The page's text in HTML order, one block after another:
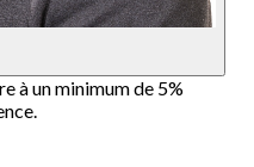
à un minimum de 5%